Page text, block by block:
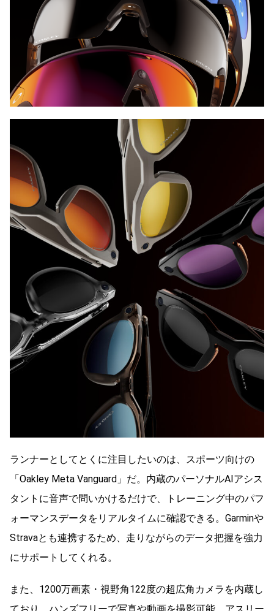
ランナーとしてとくに注目したいのは、スポーツ向けの
「Oakley Meta Vanguard」だ。内蔵のパーソナルAIアシス
タントに音声で問いかけるだけで、トレーニング中のパフ
ォーマンスデータをリアルタイムに確認できる。Garminや
Stravaとも連携するため、走りながらのデータ把握を強力
にサポートしてくれる。
また、1200万画素・視野角122度の超広角カメラを内蔵し